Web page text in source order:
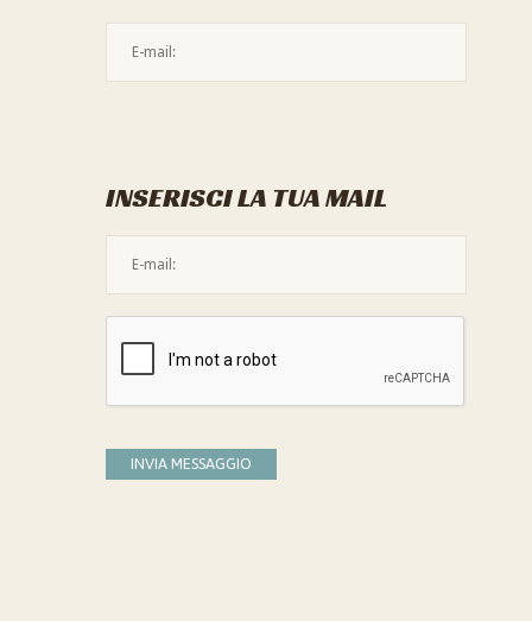
INSERISCI LA TUA MAIL
INVIA MESSAGGIO